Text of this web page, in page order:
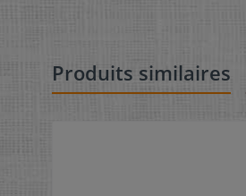
Produits similaires